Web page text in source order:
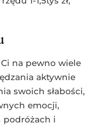
na pewno wiele
aktywnie
swoich słabości,
emocji,
podróżach i